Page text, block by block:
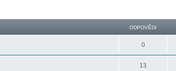
ODPOVĚDI
0
13